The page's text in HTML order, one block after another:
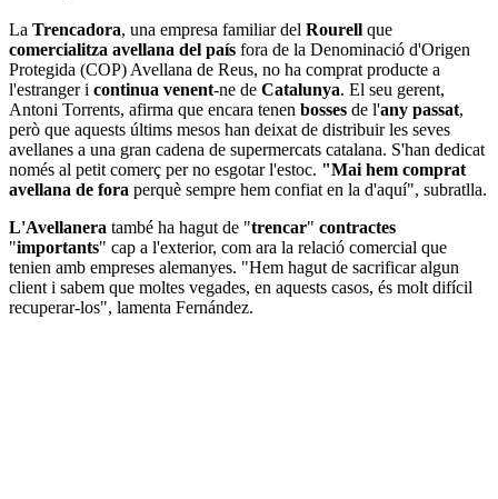
La Trencadora, una empresa familiar del Rourell que
comercialitza avellana del país fora de la Denominació d'Origen
Protegida (COP) Avellana de Reus, no ha comprat producte a
l'estranger i continua venent-ne de Catalunya. El seu gerent,
Antoni Torrents, afirma que encara tenen bosses de l'any passat,
però que aquests últims mesos han deixat de distribuir les seves
avellanes a una gran cadena de supermercats catalana. S'han dedicat
només al petit comerç per no esgotar l'estoc. "Mai hem comprat
avellana de fora perquè sempre hem confiat en la d'aquí", subratlla.
L'Avellanera també ha hagut de "trencar" contractes
"importants" cap a l'exterior, com ara la relació comercial que
tenien amb empreses alemanyes. "Hem hagut de sacrificar algun
client i sabem que moltes vegades, en aquests casos, és molt difícil
recuperar-los", lamenta Fernández.